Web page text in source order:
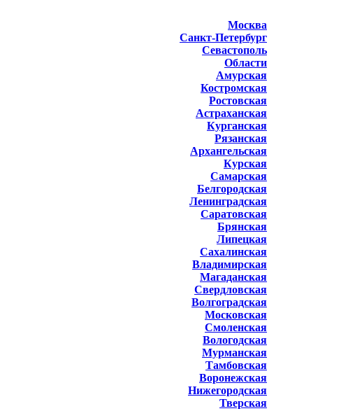
Москва
Санкт-Петербург
Севастополь
Области
Амурская
Костромская
Ростовская
Астраханская
Курганская
Рязанская
Архангельская
Курская
Самарская
Белгородская
Ленинградская
Саратовская
Брянская
Липецкая
Сахалинская
Владимирская
Магаданская
Свердловская
Волгоградская
Московская
Смоленская
Вологодская
Мурманская
Тамбовская
Воронежская
Нижегородская
Тверская